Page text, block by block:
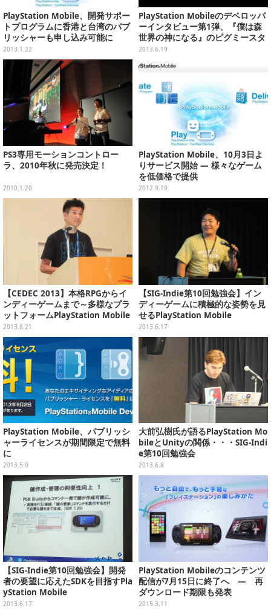
PlayStation Mobile、開発サポー
トプログラムに香港と台湾のパブ
リッシャーも申し込み可能に
2013.1.22
PlayStation Mobileのデベロッパ
ーインタビュー第1弾、『僕は森
世界の神になる』のピグミースタ
ジオ
2013.6.19
PS3専用モーションコントロー
ラ、2010年秋に発売決定！
2010.1.20
PlayStation Mobile、10月3日よ
りサービス開始 ― 様々なゲーム
を低価格で提供
2012.9.19
【CEDEC 2013】本格RPGからイ
ンディーゲームまで～多様なプラ
ットフォームPlayStation Mobile
の現状と今後
2013.8.21
【SIG-Indie第10回勉強会】イン
ディーゲームに積極的な姿勢を見
せるPlayStation Mobile
2013.6.17
PlayStation Mobile、パブリッシ
ャーライセンスが期間限定で無料
に
2013.5.9
大前弘樹氏が語るPlayStation Mo
bileとUnityの関係・・・SIG-Indi
e第10回勉強会
2013.6.8
【SIG-Indie第10回勉強会】開発
者の要望に応えたSDKを目指すPla
yStation Mobile
2013.6.17
PlayStation Mobileのコンテンツ
配信が7月15日に終了へ ― 再
ダウンロード期限も発表
2015.3.11